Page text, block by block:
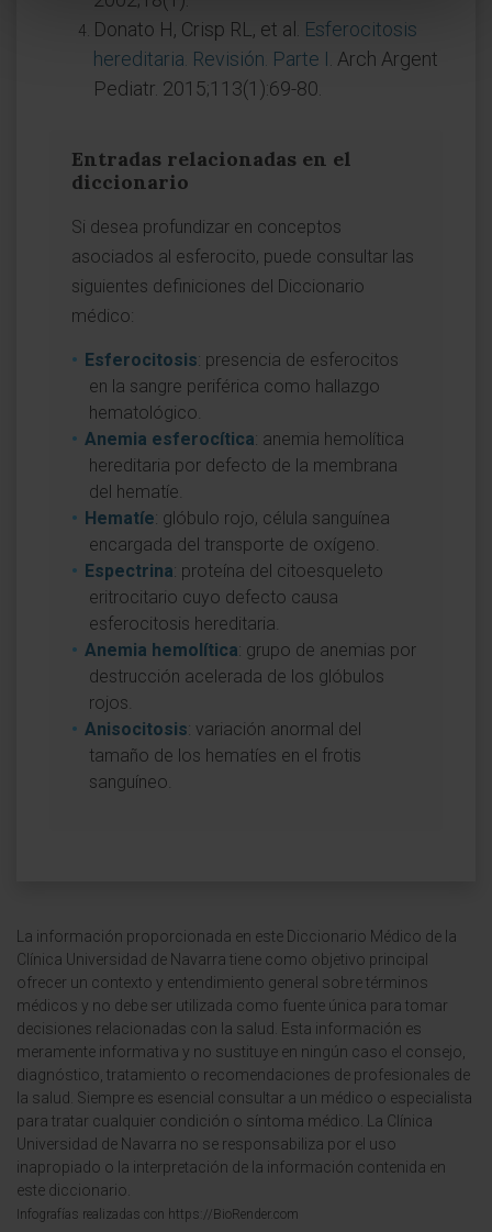
Donato H, Crisp RL, et al. Esferocitosis
hereditaria. Revisión. Parte I . Arch Argent
Pediatr. 2015;113(1):69-80.
Entradas relacionadas en el
diccionario
Si desea profundizar en conceptos
asociados al esferocito, puede consultar las
siguientes definiciones del Diccionario
médico:
Esferocitosis: presencia de esferocitos
en la sangre periférica como hallazgo
hematológico.
Anemia esferocítica: anemia hemolítica
hereditaria por defecto de la membrana
del hematíe.
Hematíe: glóbulo rojo, célula sanguínea
encargada del transporte de oxígeno.
Espectrina: proteína del citoesqueleto
eritrocitario cuyo defecto causa
esferocitosis hereditaria.
Anemia hemolítica: grupo de anemias por
destrucción acelerada de los glóbulos
rojos.
Anisocitosis: variación anormal del
tamaño de los hematíes en el frotis
sanguíneo.
La información proporcionada en este Diccionario Médico de la
Clínica Universidad de Navarra tiene como objetivo principal
ofrecer un contexto y entendimiento general sobre términos
médicos y no debe ser utilizada como fuente única para tomar
decisiones relacionadas con la salud. Esta información es
meramente informativa y no sustituye en ningún caso el consejo,
diagnóstico, tratamiento o recomendaciones de profesionales de
la salud. Siempre es esencial consultar a un médico o especialista
para tratar cualquier condición o síntoma médico. La Clínica
Universidad de Navarra no se responsabiliza por el uso
inapropiado o la interpretación de la información contenida en
este diccionario.
Infografías realizadas con https://BioRender.com